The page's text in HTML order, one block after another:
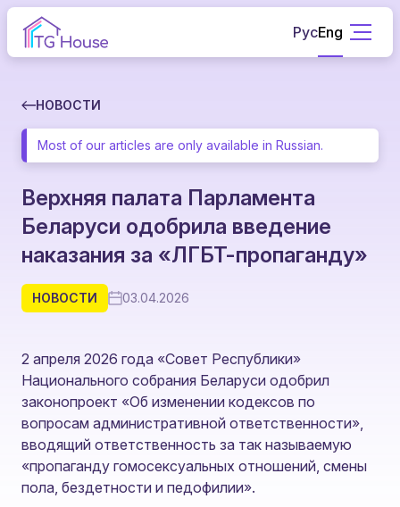
РусEng
НОВОСТИ
Most of our articles are only available in Russian.
Верхняя палата Парламента
Беларуси одобрила введение
наказания за «ЛГБТ-пропаганду»
НОВОСТИ 03.04.2026
2 апреля 2026 года «Совет Республики»
Национального собрания Беларуси одобрил
законопроект «Об изменении кодексов по
вопросам административной ответственности»,
вводящий ответственность за так называемую
«пропаганду гомосексуальных отношений, смены
пола, бездетности и педофилии».